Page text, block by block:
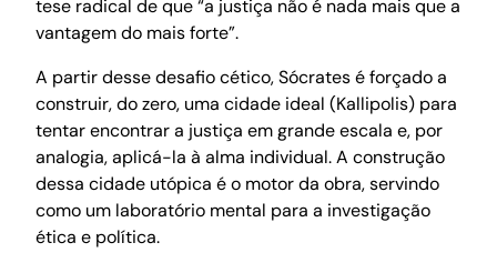
tese radical de que “a justiça não é nada mais que a
vantagem do mais forte”.
A partir desse desafio cético, Sócrates é forçado a
construir, do zero, uma cidade ideal (Kallipolis) para
tentar encontrar a justiça em grande escala e, por
analogia, aplicá-la à alma individual. A construção
dessa cidade utópica é o motor da obra, servindo
como um laboratório mental para a investigação
ética e política.